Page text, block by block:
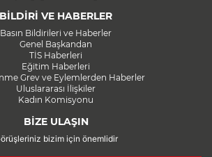
BİLDİRİ VE HABERLER
Basın Bildirileri ve Haberler
Genel Başkandan
TİS Haberleri
Eğitim Haberleri
Grev ve Eylemlerden Haberler
Uluslararası İlişkiler
Kadın Komisyonu
BİZE ULAŞIN
bizim için önemlidir